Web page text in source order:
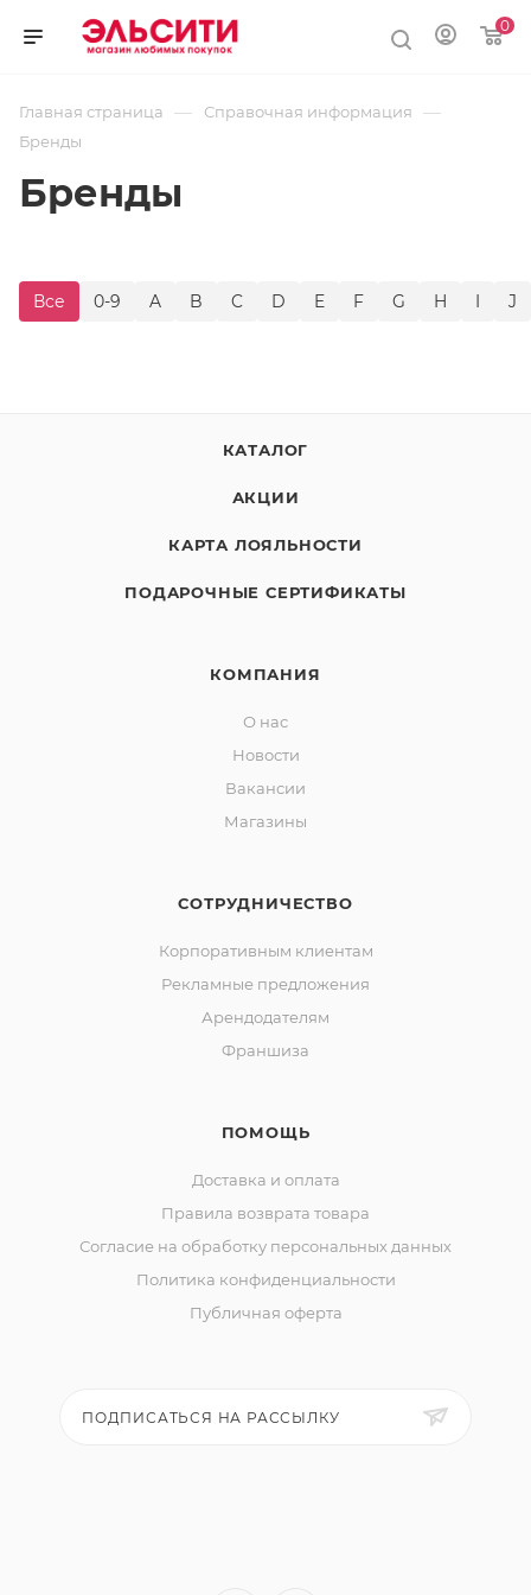
0
Главная страница — Справочная информация —
Бренды
Бренды
Все 0-9 A B C D E F G H I J
КАТАЛОГ
АКЦИИ
КАРТА ЛОЯЛЬНОСТИ
ПОДАРОЧНЫЕ СЕРТИФИКАТЫ
КОМПАНИЯ
О нас
Новости
Вакансии
Магазины
СОТРУДНИЧЕСТВО
Корпоративным клиентам
Рекламные предложения
Арендодателям
Франшиза
ПОМОЩЬ
Доставка и оплата
Правила возврата товара
Согласие на обработку персональных данных
Политика конфиденциальности
Публичная оферта
ПОДПИСАТЬСЯ НА РАССЫЛКУ